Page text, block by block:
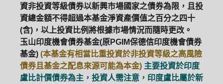
資非投資等級債券以新興市場國家之債券為限，且投
資總金額不得超過本基金淨資產價值之百分之四十
(含)，以上投資比例將根據市場情況而隨時更改。
玉山印度機會債券基金(原PGIM保德信印度機會債券
基金) (本基金有相當比重投資於非投資等級之高風險
債券且基金之配息來源可能為本金) 主要投資於印度
盧比計價債券為主，投資人需注意，印度盧比屬於新